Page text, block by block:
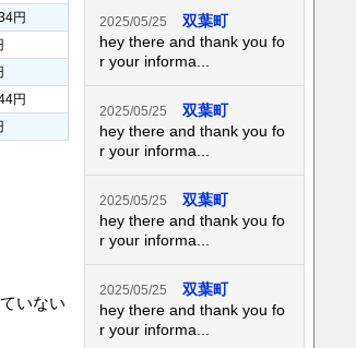
円
円
いない
2025/05/25
双葉町
hey there and thank you fo
r your informa...
2025/05/25
双葉町
hey there and thank you fo
r your informa...
2025/05/25
双葉町
hey there and thank you fo
r your informa...
2025/05/25
双葉町
hey there and thank you fo
r your informa...